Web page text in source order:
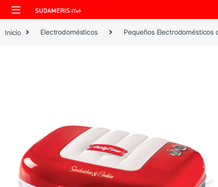
Skip to navigation
Skip to content
Inicio Electrodomésticos Pequeños Electrodomésticos